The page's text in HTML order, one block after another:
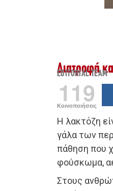
Διατροφή
EDITORIAL TEAM
119
Κοινοποιήσεις
Η λακτόζη
γάλα των
πάθηση που
φούσκωμα,
Στους